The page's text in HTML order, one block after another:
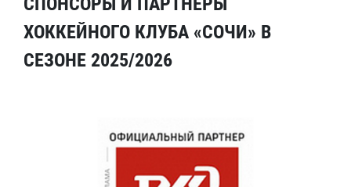
ХОККЕЙНОГО КЛУБА «СОЧИ» В
СЕЗОНЕ 2025/2026